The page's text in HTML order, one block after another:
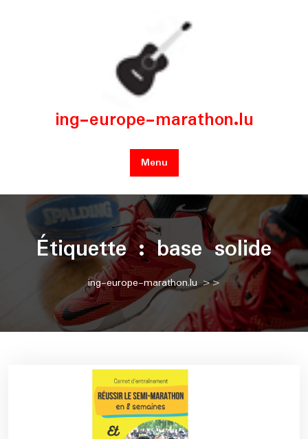
ing-europe-marathon.lu
Menu
Étiquette :base solide
ing-europe-marathon.lu>>